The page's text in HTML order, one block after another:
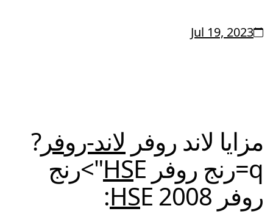
Jul 19, 2023
مزايا لاند روفر لاند-روفر?
q=رنج روفر
HSE">رنج
روفر
HSE 2008: